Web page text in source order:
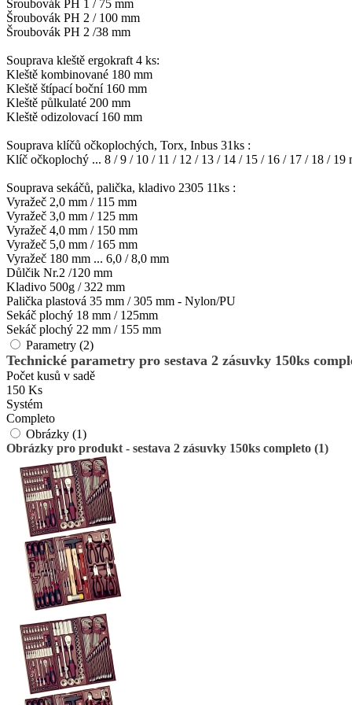
Šroubovák PH 1 / 75 mm
Šroubovák PH 2 / 100 mm
Šroubovák PH 2 /38 mm
Souprava kleště ergokraft 4 ks:
Kleště kombinované 180 mm
Kleště štípací boční 160 mm
Kleště půlkulaté 200 mm
Kleště odizolovací 160 mm
Souprava klíčů očkoplochých, Torx, Inbus 31ks :
Klíč očkoplochý ... 8 / 9 / 10 / 11 / 12 / 13 / 14 / 15 / 16 / 17 / 18 / 19
Souprava sekáčů, palička, kladivo 2305 11ks :
Vyražeč 2,0 mm / 115 mm
Vyražeč 3,0 mm / 125 mm
Vyražeč 4,0 mm / 150 mm
Vyražeč 5,0 mm / 165 mm
Vyražeč 180 mm ... 6,0 / 8,0 mm
Důlčik Nr.2 /120 mm
Kladivo 500g / 322 mm
Palička plastová 35 mm / 305 mm - Nylon/PU
Sekáč plochý 18 mm / 125mm
Sekáč plochý 22 mm / 155 mm
Parametry (2)
Technické parametry pro sestava 2 zásuvky 150ks
Počet kusů v sadě
150 Ks
Systém
Completo
Obrázky (1)
Obrázky pro produkt - sestava 2 zásuvky 150ks completo (1)